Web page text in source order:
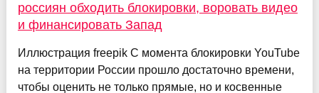
россиян обходить блокировки, воровать видео
и финансировать Запад
Иллюстрация freepik С момента блокировки YouTube
на территории России прошло достаточно времени,
чтобы оценить не только прямые, но и косвенные